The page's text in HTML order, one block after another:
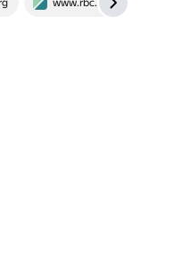
www.rbc.ru